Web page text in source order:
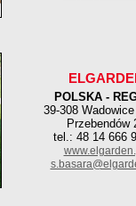
POLSKA -
39-308
Przebendów
tel.: 48 14 666